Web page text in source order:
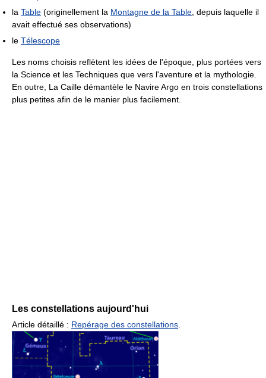
la Table (originellement la Montagne de la Table , depuis laquelle il
avait effectué ses observations)
le Télescope
Les noms choisis reflètent les idées de l'époque, plus portées vers
la Science et les Techniques que vers l'aventure et la mythologie.
En outre, La Caille démantèle le Navire Argo en trois constellations
plus petites afin de le manier plus facilement.
Les constellations aujourd'hui
Article détaillé : Repérage des constellations